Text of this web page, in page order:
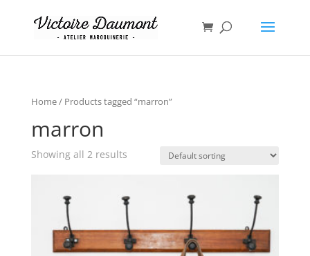
Home/ Products tagged “marron”
marron
Showing all 2 results